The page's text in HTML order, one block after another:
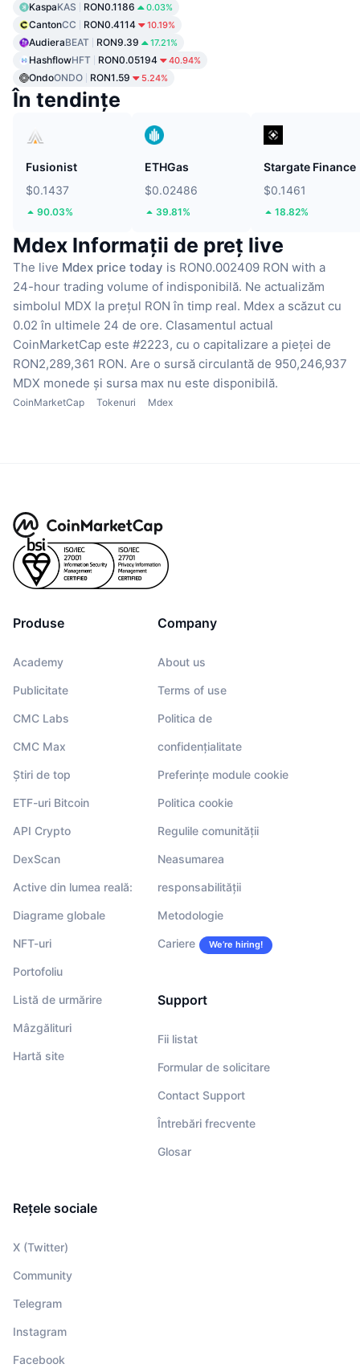
KaspaKAS RON0.1186 0.03%
CantonCC RON0.4114 10.19%
AudieraBEAT RON9.39 17.21%
HashflowHFT RON0.05194 40.94%
OndoONDO RON1.59 5.24%
În tendințe
Fusionist
$0.1437
90.03%
ETHGas
$0.02486
39.81%
Stargate Finance
$0.1461
18.82%
Mdex Informații de preț live
The live Mdex price today is RON0.002409 RON with a
24-hour trading volume of indisponibilă. Ne actualizăm
simbolul MDX la prețul RON în timp real. Mdex a scăzut cu
0.02 în ultimele 24 de ore. Clasamentul actual
CoinMarketCap este #2223, cu o capitalizare a pieței de
RON2,289,361 RON. Are o sursă circulantă de 950,246,937
MDX monede și sursa max nu este disponibilă.
CoinMarketCap Tokenuri Mdex
Produse
Academy
Publicitate
CMC Labs
CMC Max
Știri de top
ETF-uri Bitcoin
API Crypto
DexScan
Active din lumea reală:
Diagrame globale
NFT-uri
Portofoliu
Listă de urmărire
Mâzgălituri
Hartă site
Company
About us
Terms of use
Politica de
confidențialitate
Preferințe module cookie
Politica cookie
Regulile comunității
Neasumarea
responsabilității
Metodologie
Cariere We’re hiring!
Support
Fii listat
Formular de solicitare
Contact Support
Întrebări frecvente
Glosar
Rețele sociale
X (Twitter)
Community
Telegram
Instagram
Facebook